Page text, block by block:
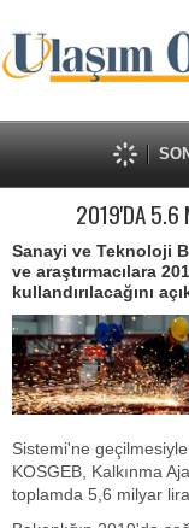
2019'DA 5.6
Sanayi ve Teknoloji
ve araştırmacılara
kullandırılacağını
Sistemi'ne geçilmesiyle
KOSGEB, Kalkınma
toplamda 5,6 milyar